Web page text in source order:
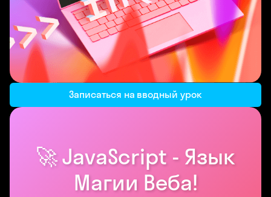
Записаться на вводный урок
🚀 JavaScript - Язык
Магии Веба!